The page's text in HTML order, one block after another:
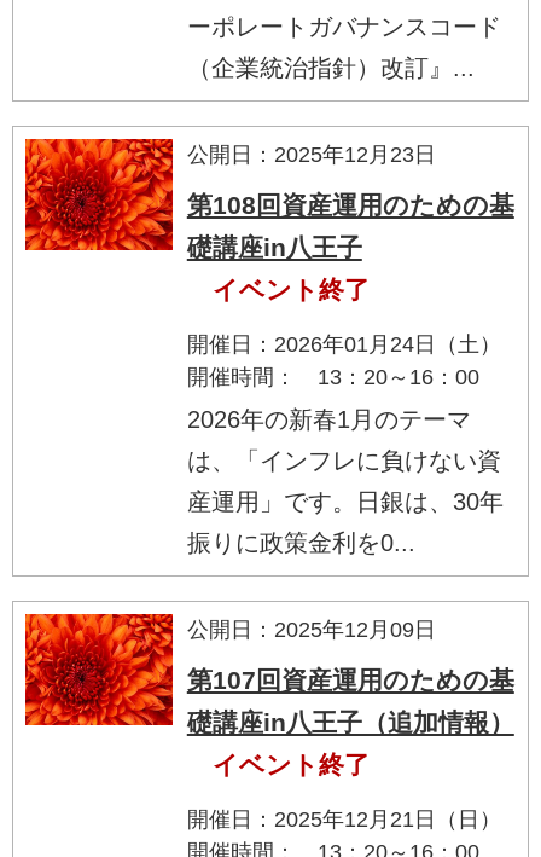
ーポレートガバナンスコード
（企業統治指針）改訂』...
公開日：2025年12月23日
第108回資産運用のための基
礎講座in八王子
イベント終了
開催日：2026年01月24日（土）
開催時間： 13：20～16：00
2026年の新春1月のテーマ
は、「インフレに負けない資
産運用」です。日銀は、30年
振りに政策金利を0...
公開日：2025年12月09日
第107回資産運用のための基
礎講座in八王子（追加情報）
イベント終了
開催日：2025年12月21日（日）
開催時間： 13：20～16：00